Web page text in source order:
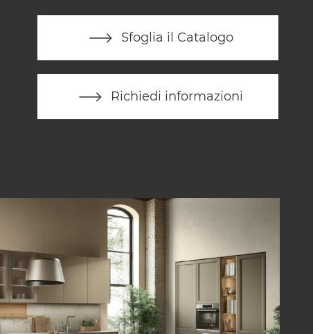
Sfoglia il Catalogo
Richiedi informazioni